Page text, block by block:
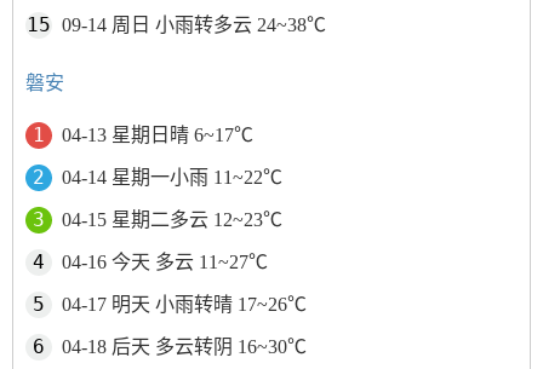
09-14 周日 小雨转多云 24~38℃
磐安
04-13 星期日晴 6~17℃
04-14 星期一小雨 11~22℃
04-15 星期二多云 12~23℃
04-16 今天 多云 11~27℃
04-17 明天 小雨转晴 17~26℃
04-18 后天 多云转阴 16~30℃